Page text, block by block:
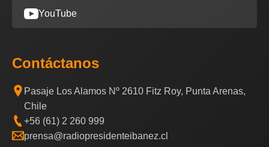
YouTube
Contáctanos
Pasaje Los Alamos Nº 2610 Fitz Roy, Punta Arenas,
Chile
+56 (61) 2 260 999
prensa@radiopresidenteibanez.cl